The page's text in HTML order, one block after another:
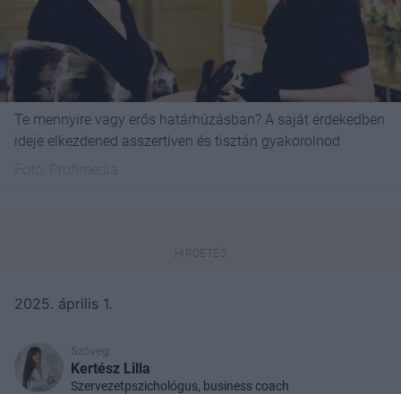
Te mennyire vagy erős határhúzásban? A saját érdekedben
ideje elkezdened asszertíven és tisztán gyakorolnod
2025. április 1.
Szöveg:
Kertész Lilla
Szervezetpszichológus, business coach